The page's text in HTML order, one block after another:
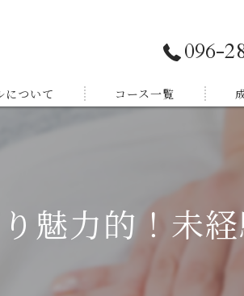
096-
について コース一覧
家族を癒したい
魅力的！未